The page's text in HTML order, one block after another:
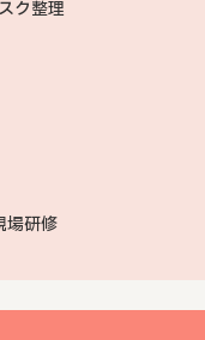
ク整理
場研修